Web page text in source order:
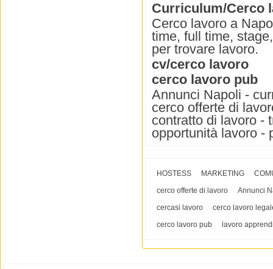
Curriculum/Cerco
Cerco lavoro a
time, full time,
per trovare lavoro.
cv/cerco lavoro
cerco lavoro pub
Annunci Napoli -
cerco offerte di
contratto di lavoro -
opportunità lavoro -
HOSTESS MARKETING
cerco offerte di lavoro
Annunci
cercasi lavoro
cerco lavoro
cerco lavoro pub
lavoro